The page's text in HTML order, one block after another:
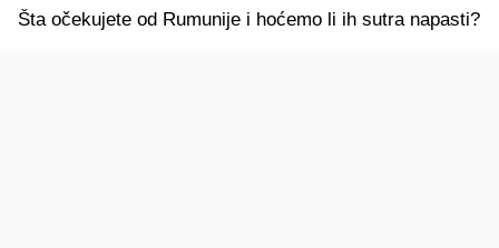
Šta očekujete od Rumunije i hoćemo li ih sutra napasti?